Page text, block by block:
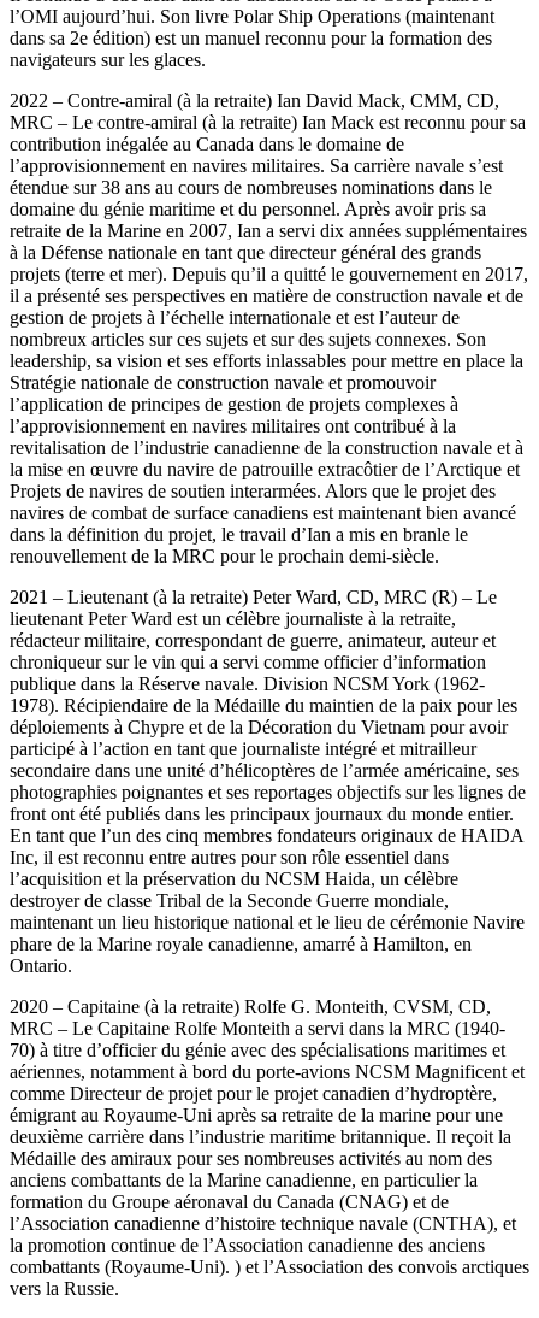
l’OMI aujourd’hui. Son livre Polar Ship Operations (maintenant
dans sa 2e édition) est un manuel reconnu pour la formation des
navigateurs sur les glaces.
2022 – Contre-amiral (à la retraite) Ian David Mack, CMM, CD,
MRC – Le contre-amiral (à la retraite) Ian Mack est reconnu pour sa
contribution inégalée au Canada dans le domaine de
l’approvisionnement en navires militaires. Sa carrière navale s’est
étendue sur 38 ans au cours de nombreuses nominations dans le
domaine du génie maritime et du personnel. Après avoir pris sa
retraite de la Marine en 2007, Ian a servi dix années supplémentaires
à la Défense nationale en tant que directeur général des grands
projets (terre et mer). Depuis qu’il a quitté le gouvernement en 2017,
il a présenté ses perspectives en matière de construction navale et de
gestion de projets à l’échelle internationale et est l’auteur de
nombreux articles sur ces sujets et sur des sujets connexes. Son
leadership, sa vision et ses efforts inlassables pour mettre en place la
Stratégie nationale de construction navale et promouvoir
l’application de principes de gestion de projets complexes à
l’approvisionnement en navires militaires ont contribué à la
revitalisation de l’industrie canadienne de la construction navale et à
la mise en œuvre du navire de patrouille extracôtier de l’Arctique et
Projets de navires de soutien interarmées. Alors que le projet des
navires de combat de surface canadiens est maintenant bien avancé
dans la définition du projet, le travail d’Ian a mis en branle le
renouvellement de la MRC pour le prochain demi-siècle.
2021 – Lieutenant (à la retraite) Peter Ward, CD, MRC (R) – Le
lieutenant Peter Ward est un célèbre journaliste à la retraite,
rédacteur militaire, correspondant de guerre, animateur, auteur et
chroniqueur sur le vin qui a servi comme officier d’information
publique dans la Réserve navale. Division NCSM York (1962-
1978). Récipiendaire de la Médaille du maintien de la paix pour les
déploiements à Chypre et de la Décoration du Vietnam pour avoir
participé à l’action en tant que journaliste intégré et mitrailleur
secondaire dans une unité d’hélicoptères de l’armée américaine, ses
photographies poignantes et ses reportages objectifs sur les lignes de
front ont été publiés dans les principaux journaux du monde entier.
En tant que l’un des cinq membres fondateurs originaux de HAIDA
Inc, il est reconnu entre autres pour son rôle essentiel dans
l’acquisition et la préservation du NCSM Haida, un célèbre
destroyer de classe Tribal de la Seconde Guerre mondiale,
maintenant un lieu historique national et le lieu de cérémonie Navire
phare de la Marine royale canadienne, amarré à Hamilton, en
Ontario.
2020 – Capitaine (à la retraite) Rolfe G. Monteith, CVSM, CD,
MRC – Le Capitaine Rolfe Monteith a servi dans la MRC (1940-
70) à titre d’officier du génie avec des spécialisations maritimes et
aériennes, notamment à bord du porte-avions NCSM Magnificent et
comme Directeur de projet pour le projet canadien d’hydroptère,
émigrant au Royaume-Uni après sa retraite de la marine pour une
deuxième carrière dans l’industrie maritime britannique. Il reçoit la
Médaille des amiraux pour ses nombreuses activités au nom des
anciens combattants de la Marine canadienne, en particulier la
formation du Groupe aéronaval du Canada (CNAG) et de
l’Association canadienne d’histoire technique navale (CNTHA), et
la promotion continue de l’Association canadienne des anciens
combattants (Royaume-Uni). ) et l’Association des convois arctiques
vers la Russie.